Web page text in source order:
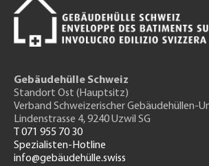
Gebäudehülle Schweiz
Standort Ost (Hauptsitz)
Verband Schweizerischer Gebäudehüllen-
Lindenstrasse 4, 9240 Uzwil SG
T 071 955 70 30
Spezialisten-Hotline
info@gebäudehülle.swiss